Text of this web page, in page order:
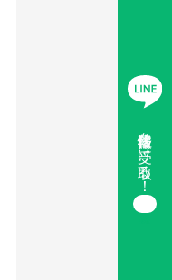
移住情報を受け取る！